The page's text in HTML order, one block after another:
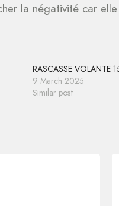
la négativité car elle
RASCASSE VOLANTE
9 March 2025
Similar post